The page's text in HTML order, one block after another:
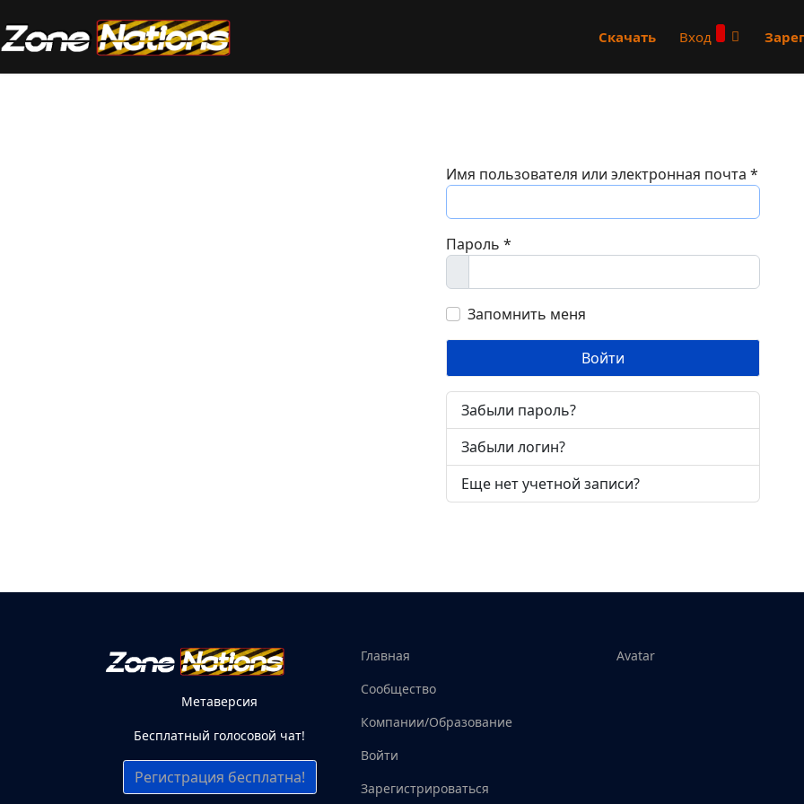
Скачать Вход
Имя пользователя или электронная почта *
Пароль *
Запомнить меня
Войти
Забыли пароль?
Забыли логин?
Еще нет учетной записи?
Метаверсия
Бесплатный голосовой чат!
Регистрация бесплатна!
Главная
Сообщество
Компании/Образование
Войти
Зарегистрироваться
Avatar